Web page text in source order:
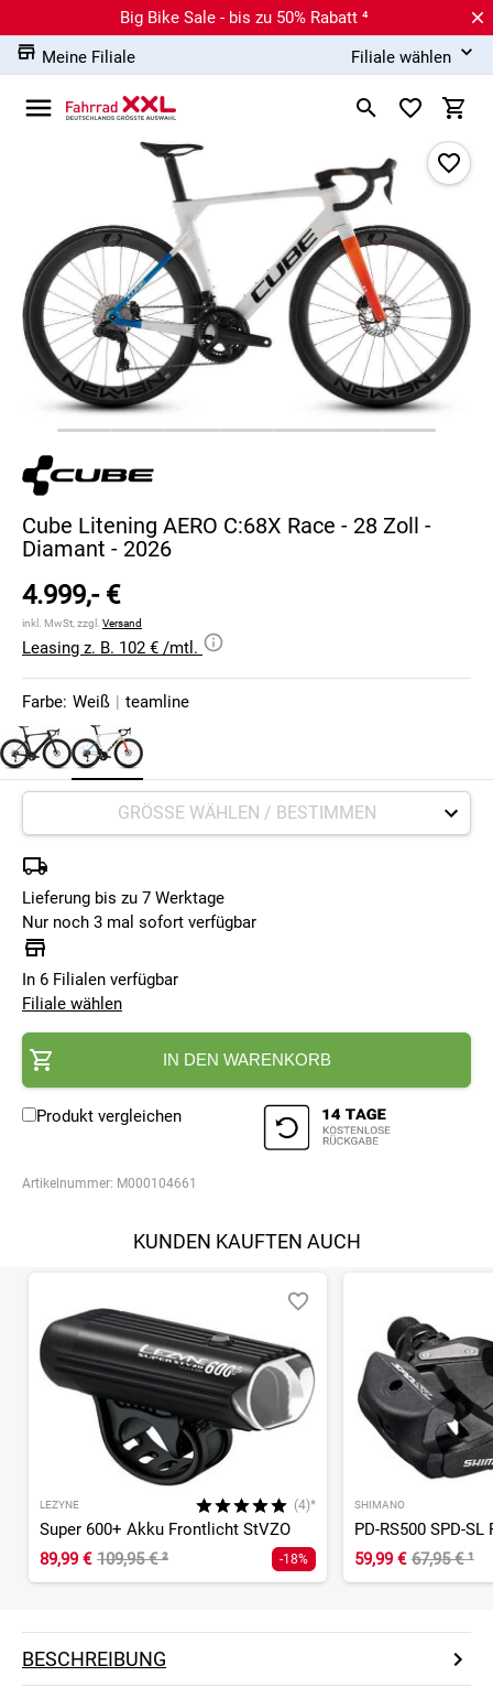
Big Bike Sale - bis zu 50% Rabatt ⁴
Meine Filiale
Filiale wählen
Cube Litening AERO C:68X Race - 28 Zoll -
Diamant - 2026
4.999,- €
inkl. MwSt, zzgl. Versand
Leasing z. B. 102 € /mtl.
Farbe: Weiß | teamline
Lieferung bis zu 7 Werktage
Nur noch 3 mal sofort verfügbar
In 6 Filialen verfügbar
Filiale wählen
IN DEN WARENKORB
Produkt vergleichen
Artikelnummer: M000104661
KUNDEN KAUFTEN AUCH
LEZYNE (4)*
Super 600+ Akku Frontlicht StVZO
89,99 € 109,95 €² -18%
SHIMANO
PD-RS500 SPD-SL
59,99 € 67,95 €¹
BESCHREIBUNG